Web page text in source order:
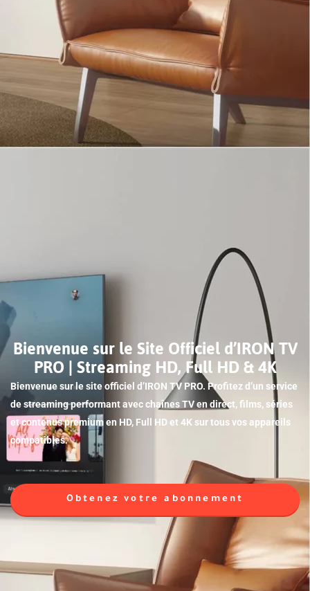
Bienvenue sur le Site Officiel d’IRON TV
PRO | Streaming HD, Full HD & 4K
Bienvenue sur le site officiel d’IRON TV PRO. Profitez d’un service
de streaming performant avec chaînes TV en direct, films, séries
et contenus premium en HD, Full HD et 4K sur tous vos appareils
compatibles.
Obtenez votre abonnement